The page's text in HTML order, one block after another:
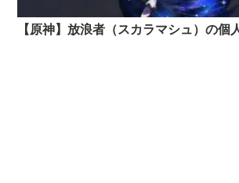
【原神】放浪者（スカラマシュ）の個